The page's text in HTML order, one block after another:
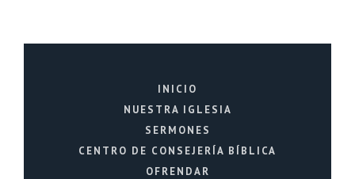
INICIO
NUESTRA IGLESIA
SERMONES
CENTRO DE CONSEJERÍA BÍBLICA
OFRENDAR